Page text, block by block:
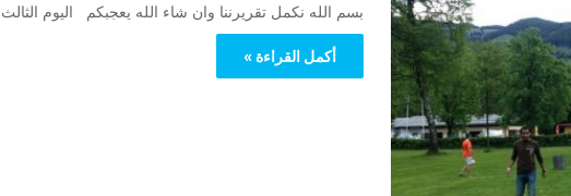
بسم الله نكمل تقريرننا وان شاء الله يعجبكم اليوم الثالث منظر الساعه 8 الصبح مطل على
أكمل القراءة »